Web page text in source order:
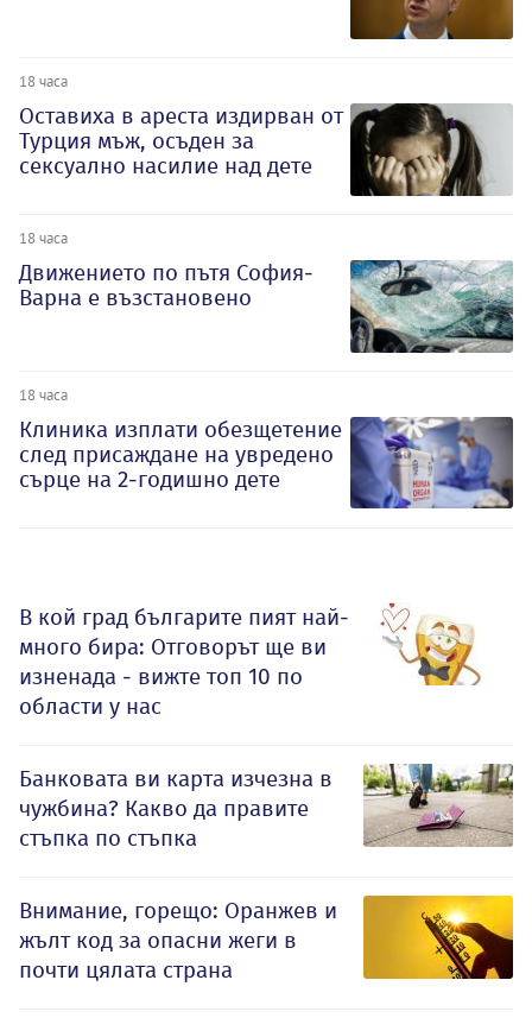
18 часа
Оставиха в ареста издирван от
Турция мъж, осъден за
сексуално насилие над дете
18 часа
Движението по пътя София-
Варна е възстановено
18 часа
Клиника изплати обезщетение
след присаждане на увредено
сърце на 2-годишно дете
В кой град българите пият най-
много бира: Отговорът ще ви
изненада - вижте топ 10 по
области у нас
Банковата ви карта изчезна в
чужбина? Какво да правите
стъпка по стъпка
Внимание, горещо: Оранжев и
жълт код за опасни жеги в
почти цялата страна